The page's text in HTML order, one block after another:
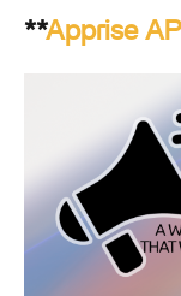
**Apprise API